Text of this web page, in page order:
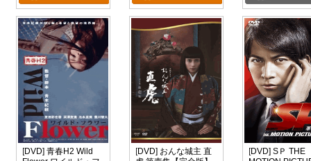
[DVD] 青春H2 Wild
[DVD] おんな城主 直
[DVD] SＰ THE